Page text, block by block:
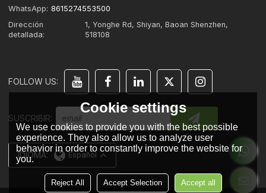
WhatsApp: 8615274553500
Dirección
detallada:
1, Yonghe Rd, Shiyan, Baoan Shenzhen,
518108
FOLLOW US:
SUSCRIBIR:
IDIOMA: Español
Cookie settings
We use cookies to provide you with the best possible
experience. They also allow us to analyze user
behavior in order to constantly improve the website for
you.
Reject All Accept Selection Accept all